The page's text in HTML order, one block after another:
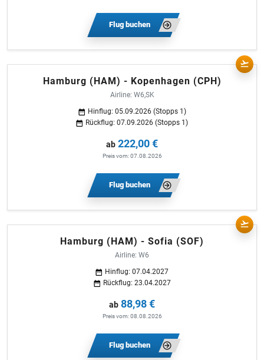
Flug buchen
Hamburg (HAM) - Kopenhagen (CPH)
Airline: W6,SK
Hinflug: 05.09.2026 (Stopps 1)
Rückflug: 07.09.2026 (Stopps 1)
ab 222,00 €
Preis vom: 07.08.2026
Flug buchen
Hamburg (HAM) - Sofia (SOF)
Airline: W6
Hinflug: 07.04.2027
Rückflug: 23.04.2027
ab 88,98 €
Preis vom: 08.08.2026
Flug buchen